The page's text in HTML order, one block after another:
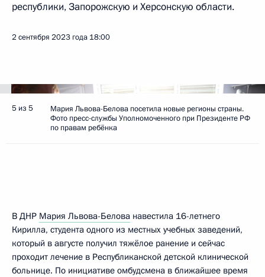
республики, Запорожскую и Херсонскую области.
2 сентября 2023 года 18:00
5 из 5
Мария Львова-Белова посетила новые регионы страны.
Фото пресс-службы Уполномоченного при Президенте РФ
по правам ребёнка
В ДНР Мария Львова-Белова навестила 16-летнего
Кирилла, студента одного из местных учебных заведений,
который в августе получил тяжёлое ранение и сейчас
проходит лечение в Республиканской детской клинической
больнице. По инициативе омбудсмена в ближайшее время